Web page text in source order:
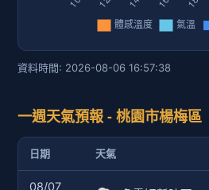
資料時間: 2026-08-06 16:57:38
一週天氣預報 - 桃園市楊梅區
日期 天氣
08/07